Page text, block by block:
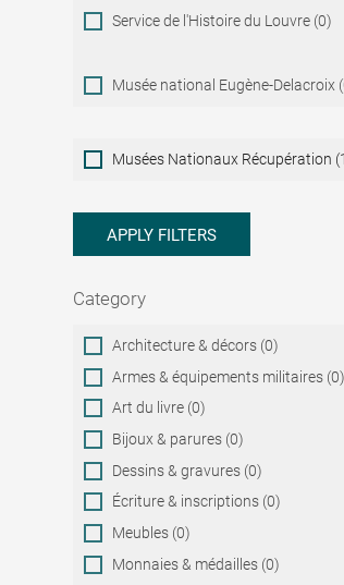
Service de l'Histoire du Louvre (0)
Musée national Eugène-Delacroix
Musées
Nationaux
Musées Nationaux Récupération
APPLY FILTERS
Category
Category
Architecture & décors (0)
Armes & équipements militaires (0)
Art du livre (0)
Bijoux & parures (0)
Dessins & gravures (0)
Écriture & inscriptions (0)
Meubles (0)
Monnaies & médailles (0)